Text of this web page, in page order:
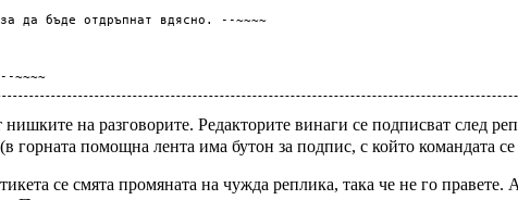
да бъде отдръпнат вдясно. --~~~~
на разговорите. Редакторите винаги се подписват след
горната помощна лента има бутон за подпис, с който командата
се смята промяната на чужда реплика, така че не го правете.